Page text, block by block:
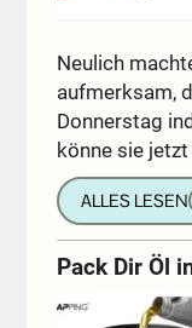
Neulich
aufmerksam,
Donnerstag
könne sie
ALLES LESEN
Pack Dir Öl